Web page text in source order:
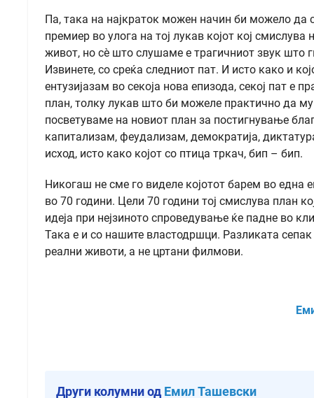
Па, така на најкраток можен начин би можело
премиер во улога на тој лукав којот кој
живот, но сè што слушаме е трагичниот звук што
Извинете, со среќа следниот пат. И исто како и
ентузијазам во секоја нова епизода, секој пат е
план, толку лукав што би можеле практично да
посветуваме на новиот план за постигнување
капитализам, феудализам, демократија,
исход, исто како којот со птица тркач, бип – бип.
Никогаш не сме го виделе којотот барем во една
во 70 години. Цели 70 години тој смислува план
идеја при нејзиното спроведување ќе падне во
Така е и со нашите властодршци. Разликата
реални животи, а не цртани филмови.
Други колумни од Емил Ташевски